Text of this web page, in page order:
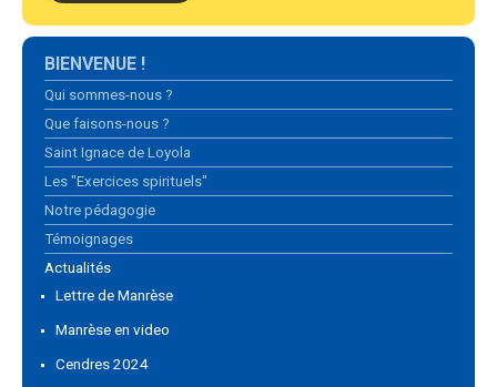
Navigation
BIENVENUE !
Qui sommes-nous ?
Que faisons-nous ?
Saint Ignace de Loyola
Les "Exercices spirituels"
Notre pédagogie
Témoignages
Actualités
Lettre de Manrèse
Manrèse en video
Cendres 2024